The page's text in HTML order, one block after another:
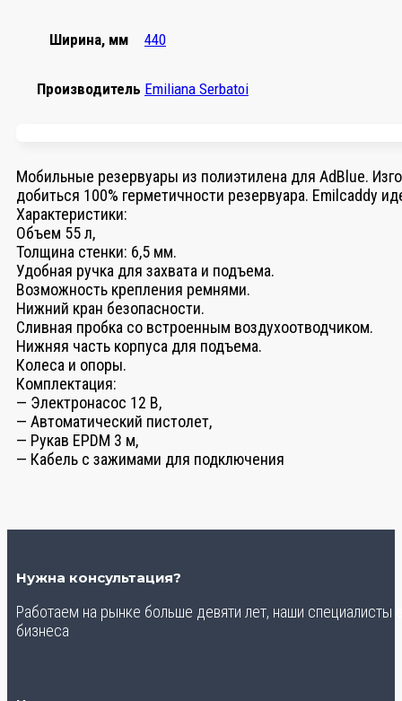
Ширина, мм 440
Производитель Emiliana Serbatoi
Мобильные резервуары из полиэтилена для AdBlue.
добиться 100% герметичности резервуара. Emilcaddy
Характеристики:
Объем 55 л,
Толщина стенки: 6,5 мм.
Удобная ручка для захвата и подъема.
Возможность крепления ремнями.
Нижний кран безопасности.
Сливная пробка со встроенным воздухоотводчиком.
Нижняя часть корпуса для подъема.
Колеса и опоры.
Комплектация:
— Электронасос 12 В,
— Автоматический пистолет,
— Рукав EPDM 3 м,
— Кабель с зажимами для подключения
Нужна консультация?
Работаем на рынке больше девяти лет, наши
бизнеса